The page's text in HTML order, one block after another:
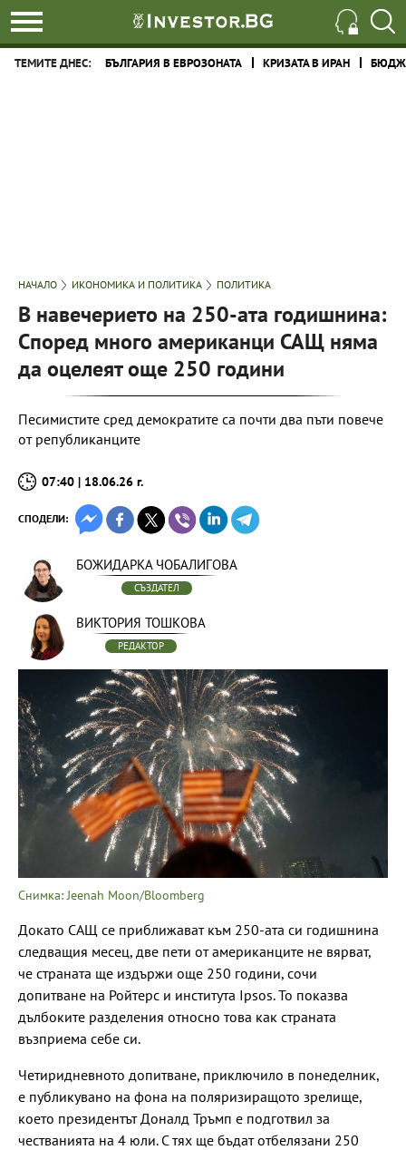
ТЕМИТЕ ДНЕС: БЪЛГАРИЯ В ЕВРОЗОНАТА КРИЗАТА В ИРАН
НАЧАЛО ИКОНОМИКА И ПОЛИТИКА ПОЛИТИКА
В навечерието на 250-ата годишнина:
Според много американци САЩ няма
да оцелеят още 250 години
Песимистите сред демократите са почти два пъти повече
от републиканците
07:40 | 18.06.26 г.
СПОДЕЛИ:
БОЖИДАРКА ЧОБАЛИГОВА
СЪЗДАТЕЛ
ВИКТОРИЯ ТОШКОВА
РЕДАКТОР
Снимка: Jeenah Moon/Bloomberg
Докато САЩ се приближават към 250-ата си годишнина
следващия месец, две пети от американците не вярват,
че страната ще издържи още 250 години, сочи
допитване на Ройтерс и института Ipsos. То показва
дълбоките разделения относно това как страната
възприема себе си.
Четиридневното допитване, приключило в понеделник,
е публикувано на фона на поляризиращото зрелище,
което президентът Доналд Тръмп е подготвил за
честванията на 4 юли. С тях ще бъдат отбелязани 250